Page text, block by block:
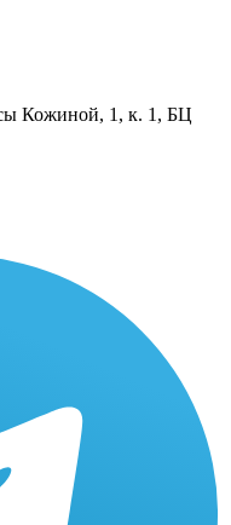
Кожиной, 1, к. 1, БЦ